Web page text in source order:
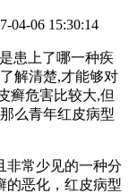
04-06 15:30:14
患上了哪一种疾
解清楚,才能够对
癣危害比较大,但
么青年红皮病型
常少见的一种分
的恶化，红皮病型